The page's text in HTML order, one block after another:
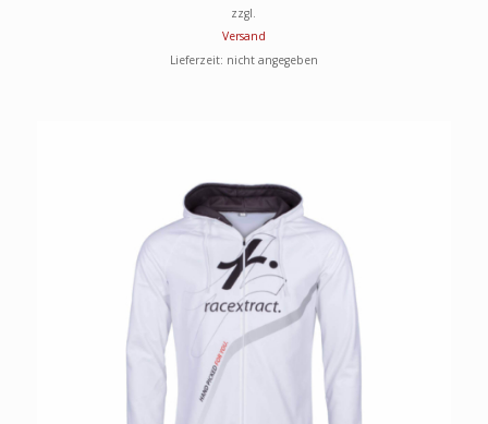
zzgl.
Versand
Lieferzeit: nicht angegeben